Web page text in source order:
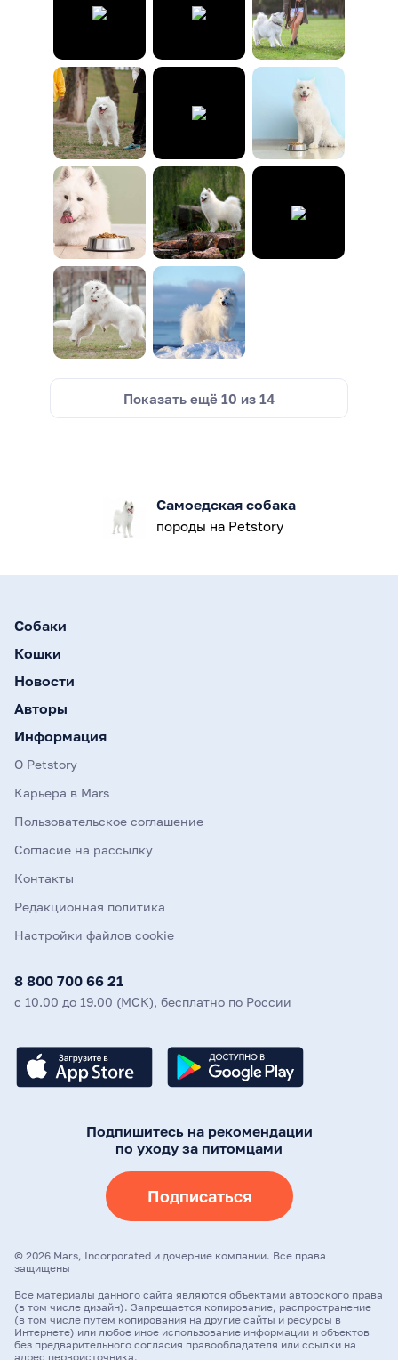
Показать ещё 10 из 14
Самоедская собака
породы на Petstory
Собаки
Кошки
Новости
Авторы
Информация
О Petstory
Карьера в Mars
Пользовательское соглашение
Согласие на рассылку
Контакты
Редакционная политика
Настройки файлов cookie
8 800 700 66 21
с 10.00 до 19.00 (МСК), бесплатно по России
Подпишитесь на рекомендации
по уходу за питомцами
Подписаться
© 2026 Mars, Incorporated и дочерние компании. Все права
защищены
Все материалы данного сайта являются объектами авторского права
(в том числе дизайн). Запрещается копирование, распространение
(в том числе путем копирования на другие сайты и ресурсы в
Интернете) или любое иное использование информации и объектов
без предварительного согласия правообладателя или ссылки на
адрес первоисточника.